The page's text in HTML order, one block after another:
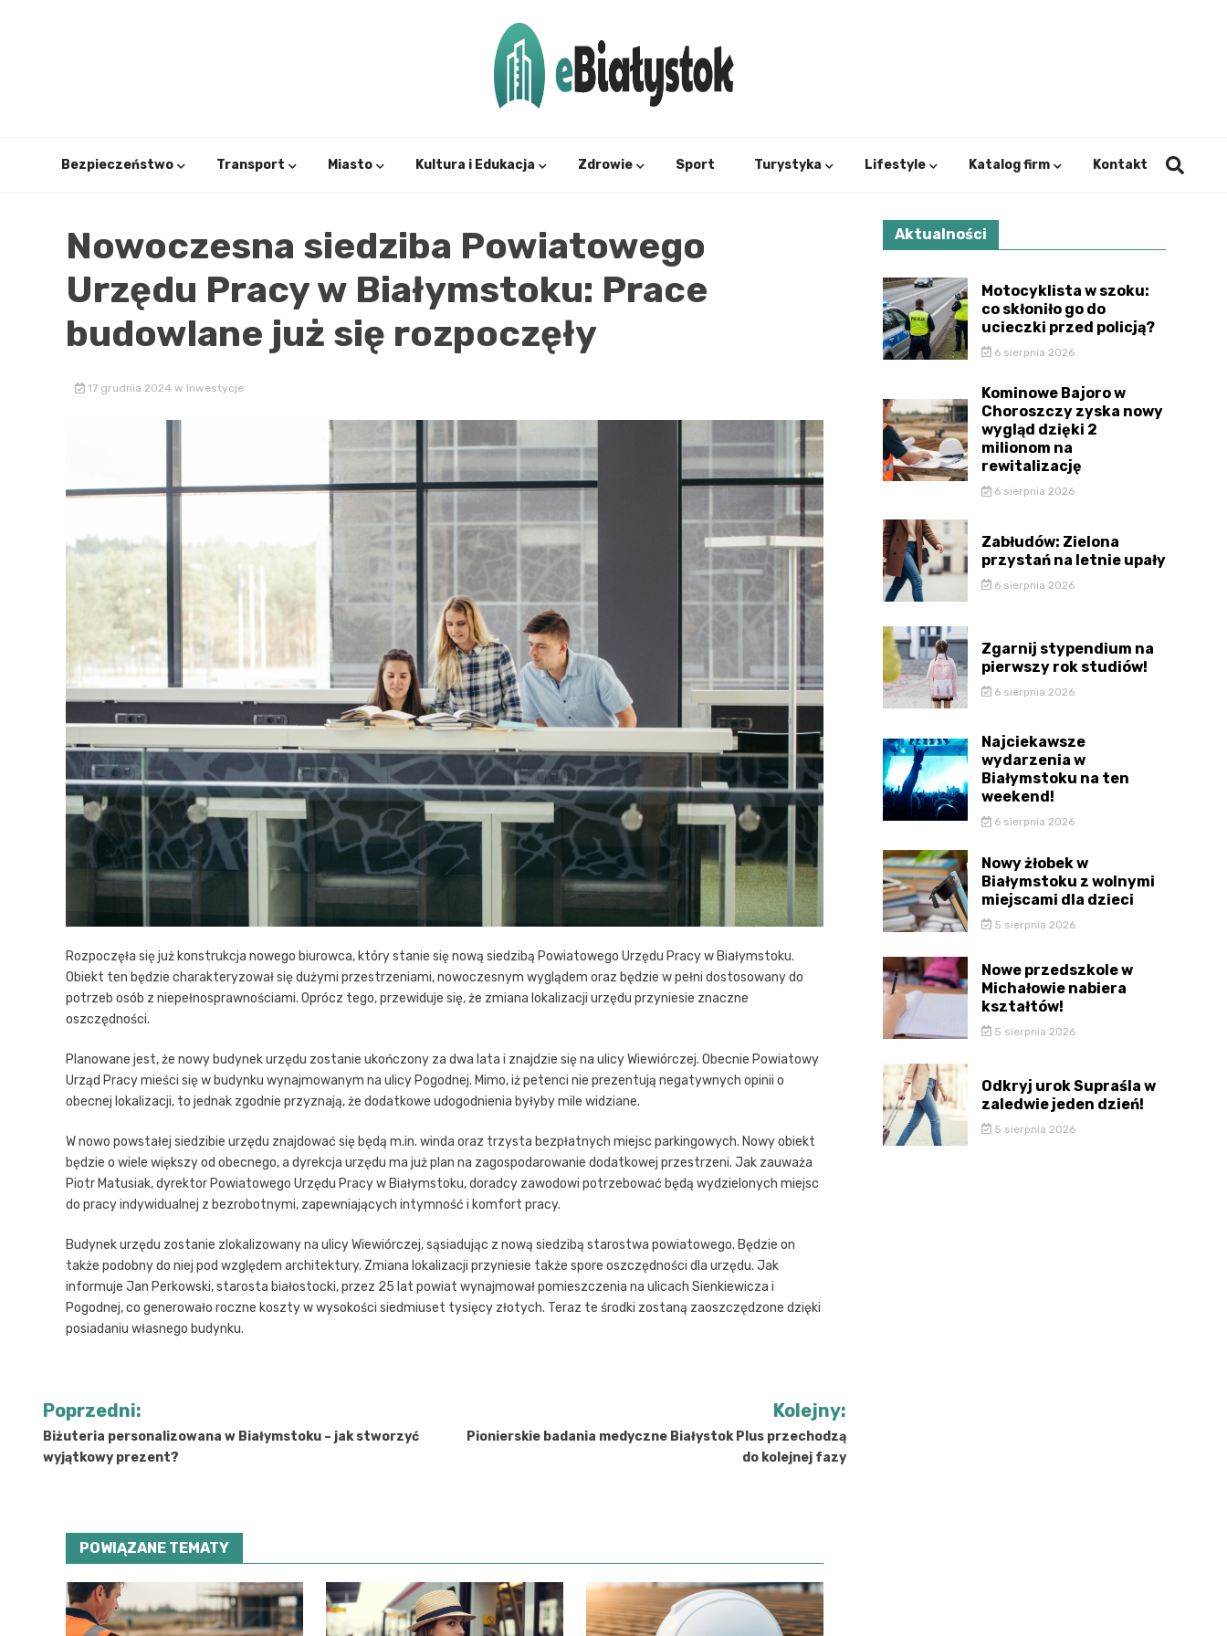
Bezpieczeństwo Transport Miasto Kultura i Edukacja Zdrowie Sport Turystyka Lifestyle Katalog firm Kontakt
Nowoczesna siedziba Powiatowego
Urzędu Pracy w Białymstoku: Prace
budowlane już się rozpoczęły
17 grudnia 2024 w Inwestycje
Rozpoczęła się już konstrukcja nowego biurowca, który stanie się nową siedzibą Powiatowego Urzędu Pracy w Białymstoku.
Obiekt ten będzie charakteryzował się dużymi przestrzeniami, nowoczesnym wyglądem oraz będzie w pełni dostosowany do
potrzeb osób z niepełnosprawnościami. Oprócz tego, przewiduje się, że zmiana lokalizacji urzędu przyniesie znaczne
oszczędności.
Planowane jest, że nowy budynek urzędu zostanie ukończony za dwa lata i znajdzie się na ulicy Wiewiórczej. Obecnie Powiatowy
Urząd Pracy mieści się w budynku wynajmowanym na ulicy Pogodnej. Mimo, iż petenci nie prezentują negatywnych opinii o
obecnej lokalizacji, to jednak zgodnie przyznają, że dodatkowe udogodnienia byłyby mile widziane.
W nowo powstałej siedzibie urzędu znajdować się będą m.in. winda oraz trzysta bezpłatnych miejsc parkingowych. Nowy obiekt
będzie o wiele większy od obecnego, a dyrekcja urzędu ma już plan na zagospodarowanie dodatkowej przestrzeni. Jak zauważa
Piotr Matusiak, dyrektor Powiatowego Urzędu Pracy w Białymstoku, doradcy zawodowi potrzebować będą wydzielonych miejsc
do pracy indywidualnej z bezrobotnymi, zapewniających intymność i komfort pracy.
Budynek urzędu zostanie zlokalizowany na ulicy Wiewiórczej, sąsiadując z nową siedzibą starostwa powiatowego. Będzie on
także podobny do niej pod względem architektury. Zmiana lokalizacji przyniesie także spore oszczędności dla urzędu. Jak
informuje Jan Perkowski, starosta białostocki, przez 25 lat powiat wynajmował pomieszczenia na ulicach Sienkiewicza i
Pogodnej, co generowało roczne koszty w wysokości siedmiuset tysięcy złotych. Teraz te środki zostaną zaoszczędzone dzięki
posiadaniu własnego budynku.
Nawigacja
wpisu
Poprzedni:
Biżuteria personalizowana w Białymstoku – jak stworzyć
wyjątkowy prezent?
Kolejny:
Pionierskie badania medyczne Białystok Plus przechodzą
do kolejnej fazy
POWIĄZANE TEMATY
Aktualności
Motocyklista w szoku:
co skłoniło go do
ucieczki przed policją?
6 sierpnia 2026
Kominowe Bajoro w
Choroszczy zyska nowy
wygląd dzięki 2
milionom na
rewitalizację
6 sierpnia 2026
Zabłudów: Zielona
przystań na letnie upały
6 sierpnia 2026
Zgarnij stypendium na
pierwszy rok studiów!
6 sierpnia 2026
Najciekawsze
wydarzenia w
Białymstoku na ten
weekend!
6 sierpnia 2026
Nowy żłobek w
Białymstoku z wolnymi
miejscami dla dzieci
5 sierpnia 2026
Nowe przedszkole w
Michałowie nabiera
kształtów!
5 sierpnia 2026
Odkryj urok Supraśla w
zaledwie jeden dzień!
5 sierpnia 2026